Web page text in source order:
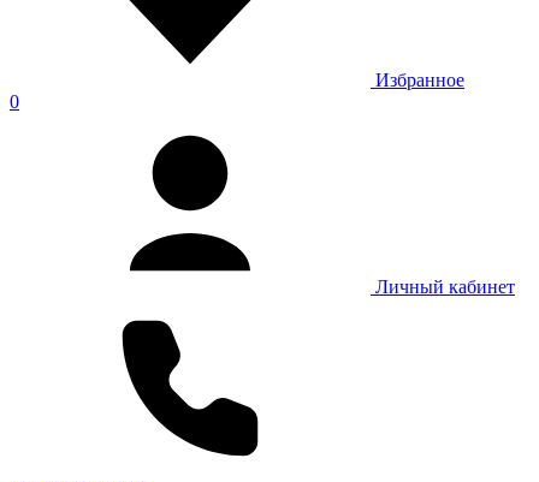
Избранное
0
Личный кабинет